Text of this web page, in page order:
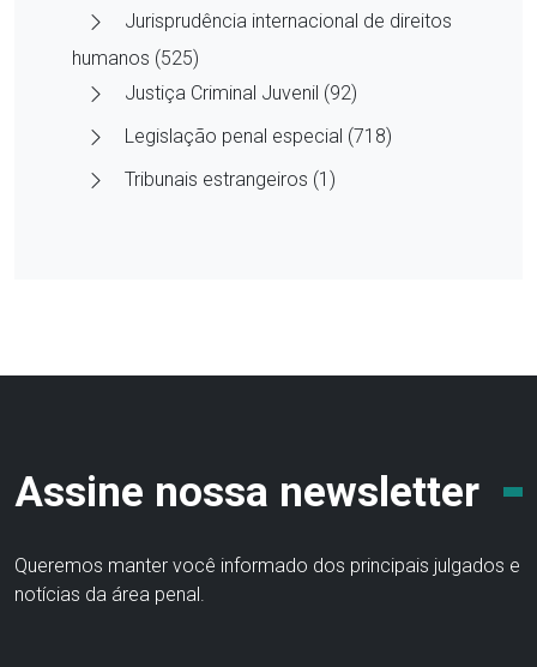
Jurisprudência internacional de direitos
humanos (525)
Justiça Criminal Juvenil (92)
Legislação penal especial (718)
Tribunais estrangeiros (1)
Assine nossa newsletter
Queremos manter você informado dos principais julgados e
notícias da área penal.